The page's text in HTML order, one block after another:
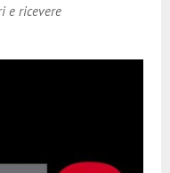
e ricevere